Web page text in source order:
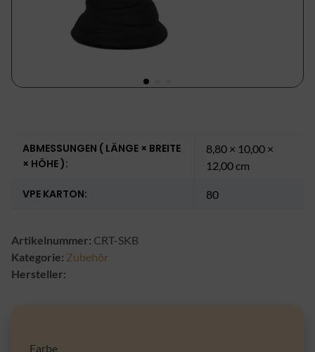
ABMESSUNGEN ( LÄNGE × BREITE
× HÖHE ):
8,80 × 10,00 ×
12,00 cm
VPE KARTON: 80
Artikelnummer: CRT-SKB
Kategorie: Zubehör
Hersteller:
Farbe